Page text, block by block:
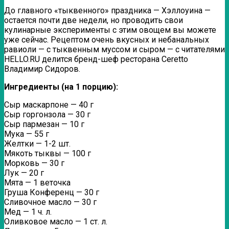
До главного «тыквенного» праздника — Хэллоуина —
остается почти две недели, но проводить свои
кулинарные эксперименты с этим овощем вы можете
уже сейчас. Рецептом очень вкусных и небанальных
равиоли — с тыквенным муссом и сыром — с читателями
HELLO.RU делится бренд-шеф ресторана Ceretto
Владимир Сидоров.
Ингредиенты (на 1 порцию):
Сыр маскарпоне — 40 г
Сыр горгонзола — 30 г
Сыр пармезан — 10 г
Мука — 55 г
Желтки — 1-2 шт.
Мякоть тыквы — 100 г
Морковь — 30 г
Лук — 20 г
Мята — 1 веточка
Груша Конференц — 30 г
Сливочное масло — 30 г
Мед — 1 ч. л.
Оливковое масло — 1 ст. л.